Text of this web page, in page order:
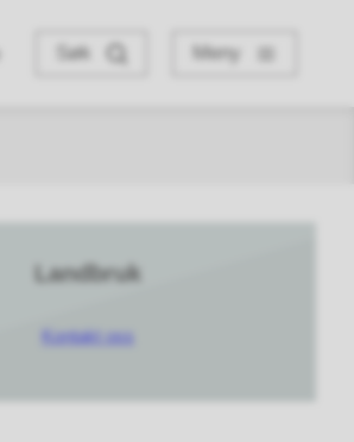
Søk Meny
Landbruk
Kontakt oss